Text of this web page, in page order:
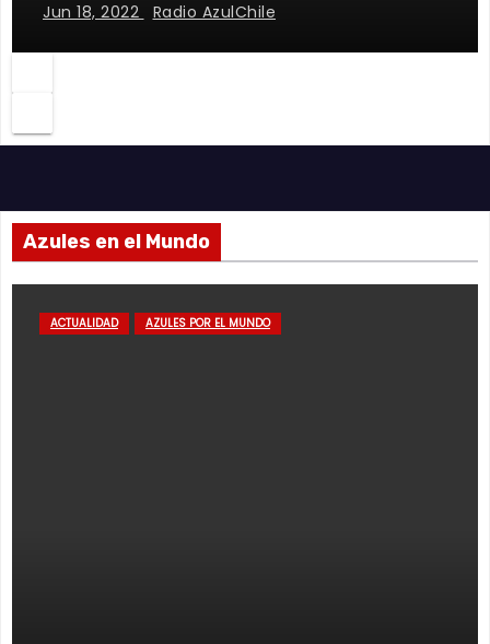
Jun 18, 2022 Radio AzulChile
Azules en el Mundo
ACTUALIDAD AZULES POR EL MUNDO